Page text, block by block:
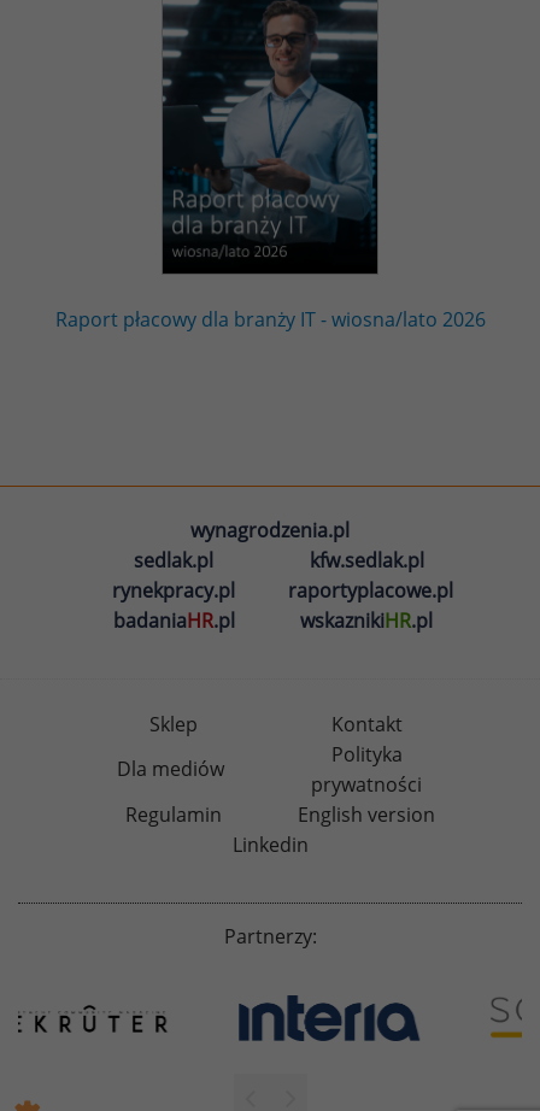
Raport płacowy dla branży IT - wiosna/lato 2026
wynagrodzenia.pl
sedlak.pl
kfw.sedlak.pl
rynekpracy.pl
raportyplacowe.pl
badaniaHR.pl wskaznikiHR.pl
Sklep
Kontakt
Dla mediów
Polityka
prywatności
Regulamin
English version
Linkedin
Partnerzy: